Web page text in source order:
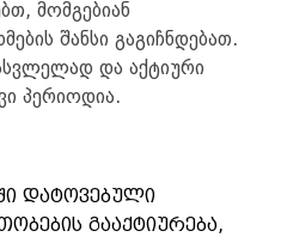
მომგებიან
შანსი გაგიჩნდებათ.
და აქტიური
პერიოდია.
დატოვებული
გააქტიურება,